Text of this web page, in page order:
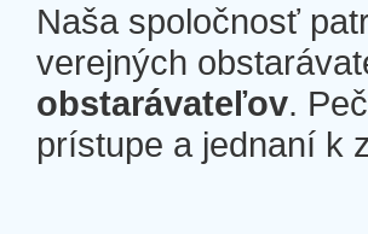
Naša spoločnosť
verejných
obstarávateľov.
prístupe a jednaní k